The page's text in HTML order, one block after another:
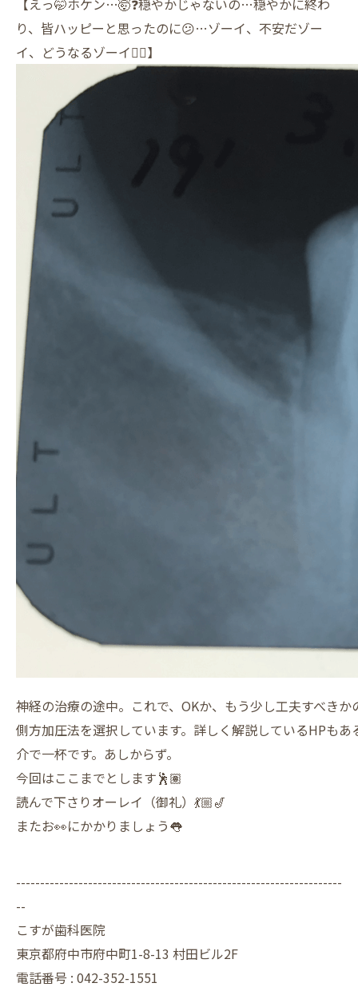
り、皆ハッピーと思ったのに😕…ゾーイ、不安だゾー
イ、どうなるゾーイ🧟‍♀️】
神経の治療の途中。これで、OKか、もう少し工夫すべき
側方加圧法を選択しています。詳しく解説しているHPも
介で一杯です。あしからず。
今回はここまでとします🕺🏽
読んで下さりオーレイ（御礼）💃🏼🎷
またお👀にかかりましょう👅
--------------------------------------------------------------------
--
こすが歯科医院
東京都府中市府中町1-8-13 村田ビル2F
電話番号 : 042-352-1551